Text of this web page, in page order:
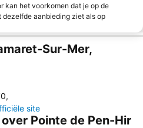
kan het voorkomen dat je op de
aanbieding ziet als op
Sur-Mer,
,
site
Pointe de Pen-Hir